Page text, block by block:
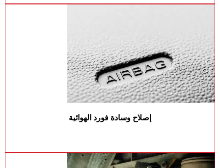
إصلاح وسادة فورد الهوائية